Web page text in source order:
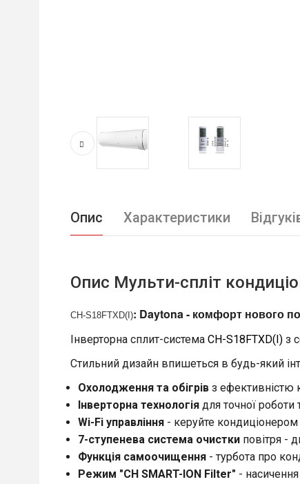
Опис Характеристики
Опис Мульти-спліт
CH-S18FTXD(I): Daytona - комфорт нового
Інверторна сплит-система CH-S18FTXD(I) з
Стильний дизайн впишеться в будь-який
Охолодження та обігрів з ефективністю
Інверторна технологія для точної роботи
Wi-Fi управління - керуйте кондиціонером
7-ступенева система очистки повітря -
Функція самоочищення - турбота про
Режим "CH SMART-ION Filter" -